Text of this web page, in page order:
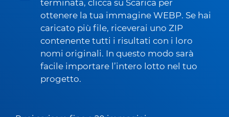
terminata, clicca su Scarica per
ottenere la tua immagine WEBP. Se hai
caricato più file, riceverai uno ZIP
contenente tutti i risultati con i loro
nomi originali. In questo modo sarà
facile importare l’intero lotto nel tuo
progetto.